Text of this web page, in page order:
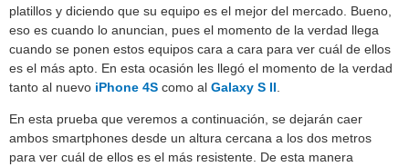
platillos y diciendo que su equipo es el mejor del mercado. Bueno,
eso es cuando lo anuncian, pues el momento de la verdad llega
cuando se ponen estos equipos cara a cara para ver cuál de ellos
es el más apto. En esta ocasión les llegó el momento de la verdad
tanto al nuevo iPhone 4S como al Galaxy S II
En esta prueba que veremos a continuación, se dejarán caer
ambos smartphones desde un altura cercana a los dos metros
para ver cuál de ellos es el más resistente. De esta manera